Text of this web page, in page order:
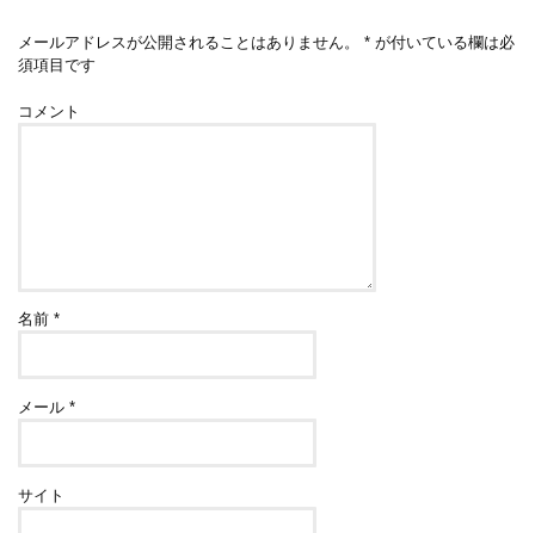
メールアドレスが公開されることはありません。 * が付いている欄は必
須項目です
コメント
名前*
メール*
サイト